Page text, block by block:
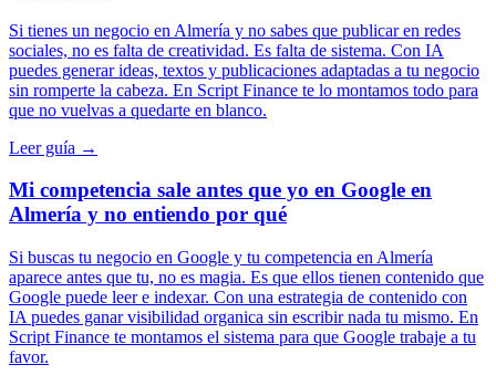
Si tienes un negocio en Almería y no sabes que publicar en redes
sociales, no es falta de creatividad. Es falta de sistema. Con IA
puedes generar ideas, textos y publicaciones adaptadas a tu negocio
sin romperte la cabeza. En Script Finance te lo montamos todo para
que no vuelvas a quedarte en blanco.
Leer guía →
Mi competencia sale antes que yo en Google en
Almería y no entiendo por qué
Si buscas tu negocio en Google y tu competencia en Almería
aparece antes que tu, no es magia. Es que ellos tienen contenido que
Google puede leer e indexar. Con una estrategia de contenido con
IA puedes ganar visibilidad organica sin escribir nada tu mismo. En
Script Finance te montamos el sistema para que Google trabaje a tu
favor.